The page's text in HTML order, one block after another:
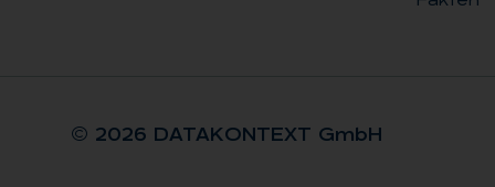
© 2026 DA­TA­KON­TEXT GmbH